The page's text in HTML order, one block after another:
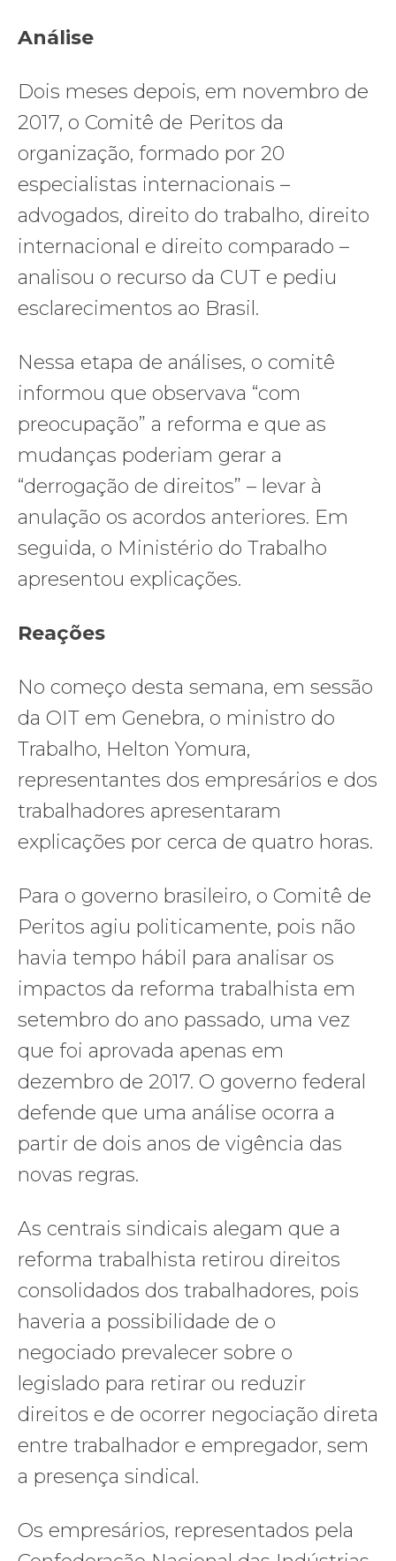
Análise
Dois meses depois, em novembro de
2017, o Comitê de Peritos da
organização, formado por 20
especialistas internacionais –
advogados, direito do trabalho, direito
internacional e direito comparado –
analisou o recurso da CUT e pediu
esclarecimentos ao Brasil.
Nessa etapa de análises, o comitê
informou que observava “com
preocupação” a reforma e que as
mudanças poderiam gerar a
“derrogação de direitos” – levar à
anulação os acordos anteriores. Em
seguida, o Ministério do Trabalho
apresentou explicações.
Reações
No começo desta semana, em sessão
da OIT em Genebra, o ministro do
Trabalho, Helton Yomura,
representantes dos empresários e dos
trabalhadores apresentaram
explicações por cerca de quatro horas.
Para o governo brasileiro, o Comitê de
Peritos agiu politicamente, pois não
havia tempo hábil para analisar os
impactos da reforma trabalhista em
setembro do ano passado, uma vez
que foi aprovada apenas em
dezembro de 2017. O governo federal
defende que uma análise ocorra a
partir de dois anos de vigência das
novas regras.
As centrais sindicais alegam que a
reforma trabalhista retirou direitos
consolidados dos trabalhadores, pois
haveria a possibilidade de o
negociado prevalecer sobre o
legislado para retirar ou reduzir
direitos e de ocorrer negociação direta
entre trabalhador e empregador, sem
a presença sindical.
Os empresários, representados pela